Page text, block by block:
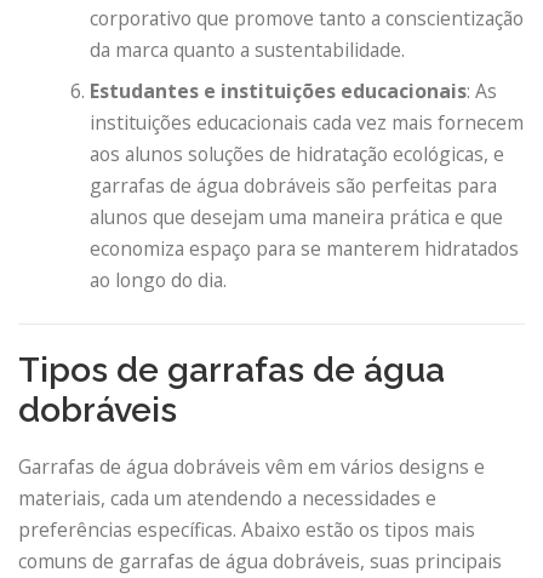
corporativo que promove tanto a conscientização
da marca quanto a sustentabilidade.
Estudantes e instituições educacionais: As
instituições educacionais cada vez mais fornecem
aos alunos soluções de hidratação ecológicas, e
garrafas de água dobráveis ​​são perfeitas para
alunos que desejam uma maneira prática e que
economiza espaço para se manterem hidratados
ao longo do dia.
Tipos de garrafas de água
dobráveis
Garrafas de água dobráveis ​​vêm em vários designs e
materiais, cada um atendendo a necessidades e
preferências específicas. Abaixo estão os tipos mais
comuns de garrafas de água dobráveis, suas principais